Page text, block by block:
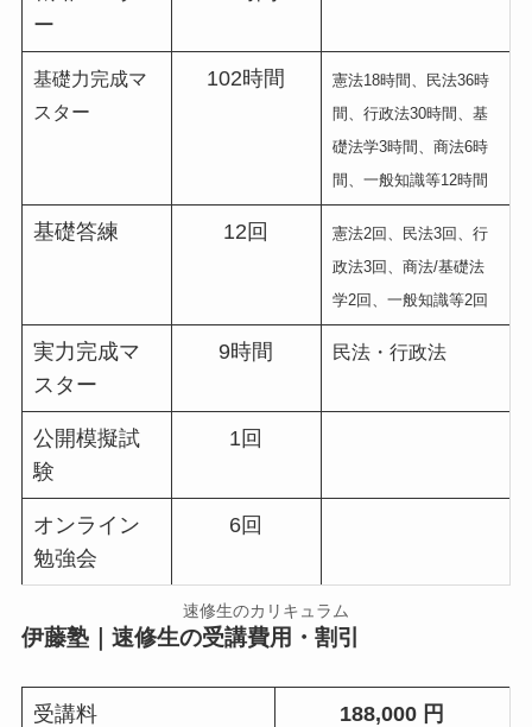
ー
基礎力完成マ
スター
102時間
憲法18時間、民法36時
間、行政法30時間、基
礎法学3時間、商法6時
間、一般知識等12時間
基礎答練 12回
憲法2回、民法3回、行
政法3回、商法/基礎法
学2回、一般知識等2回
実力完成マ
スター
9時間 民法・行政法
公開模擬試
験
1回
オンライン
勉強会
6回
速修生のカリキュラム
伊藤塾｜速修生の受講費用・割引
受講料 188,000 円